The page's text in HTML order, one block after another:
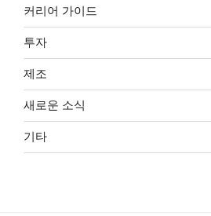
커리어 가이드
투자
제조
새로운 소식
기타